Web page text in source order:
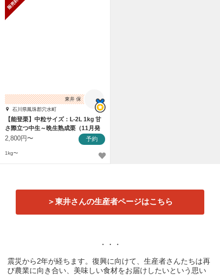
東井 保
石川県鳳珠郡穴水町
【能登栗】中粒サイズ：L-2L 1kg 甘
さ際立つ中生～晩生熟成栗（11月発
送）
2,800円〜 予約
1kg〜
＞東井さんの生産者ページはこちら
・・・
震災から2年が経ちます。復興に向けて、生産者さんたちは再
び農業に向き合い、美味しい食材をお届けしたいという思い